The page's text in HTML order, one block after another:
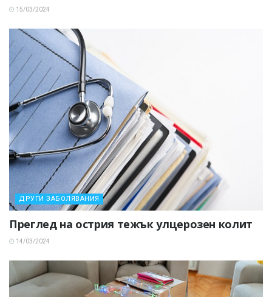
15/03/2024
ДРУГИ ЗАБОЛЯВАНИЯ
Преглед на острия тежък улцерозен колит
14/03/2024